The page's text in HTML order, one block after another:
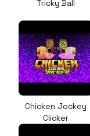
Tricky Ball
Chicken Jockey
Clicker